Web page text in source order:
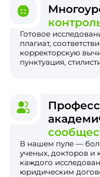
Готовое
плагиат,
корректорскую
пунктуация,
В нашем пуле —
ученых, докторов и
каждого
юридическим